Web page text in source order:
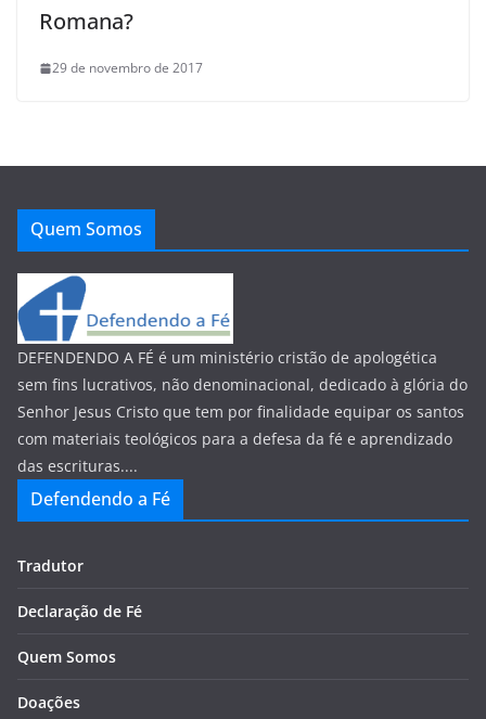
Romana?
29 de novembro de 2017
Quem Somos
DEFENDENDO A FÉ é um ministério cristão de apologética
sem fins lucrativos, não denominacional, dedicado à glória do
Senhor Jesus Cristo que tem por finalidade equipar os santos
com materiais teológicos para a defesa da fé e aprendizado
das escrituras....
Defendendo a Fé
Tradutor
Declaração de Fé
Quem Somos
Doações